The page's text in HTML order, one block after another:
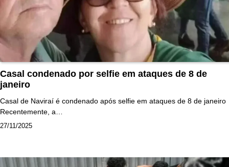
Casal condenado por selfie em ataques de 8 de
janeiro
Casal de Naviraí é condenado após selfie em ataques de 8 de janeiro
Recentemente, a…
27/11/2025